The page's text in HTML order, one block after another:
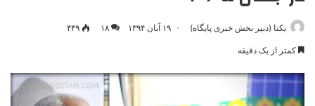
یکتا (دبیر بخش خبری پایگاه) ۱۹ آبان ۱۳۹۴ ۱۸ ۴۴۹
کمتر از یک دقیقه